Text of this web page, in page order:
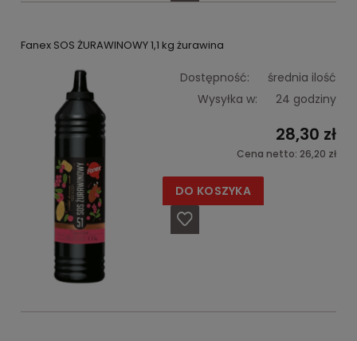
Fanex SOS ŻURAWINOWY 1,1 kg żurawina
Dostępność:
średnia ilość
Wysyłka w:
24 godziny
28,30 zł
Cena netto: 26,20 zł
DO KOSZYKA